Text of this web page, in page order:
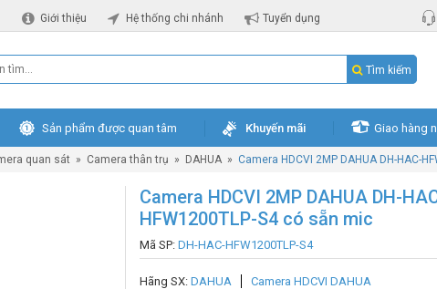
Giới thiệu Hệ thống chi nhánh Tuyển dụng
Tìm kiếm
Sản phẩm được quan tâm Khuyến mãi Giao hàng
quan sát » Camera thân trụ » DAHUA » Camera HDCVI 2MP DAHUA DH-HAC-
Camera HDCVI 2MP DAHUA DH-
HFW1200TLP-S4 có sẵn mic
Mã SP: DH-HAC-HFW1200TLP-S4
Hãng SX: DAHUA Camera HDCVI DAHUA